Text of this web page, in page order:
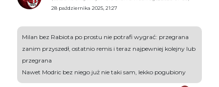
28 października 2025, 21:27
Milan bez Rabiota po prostu nie potrafi wygrać: przegrana
zanim przyszedł, ostatnio remis i teraz najpewniej kolejny lub
przegrana
Nawet Modric bez niego już nie taki sam, lekko pogubiony